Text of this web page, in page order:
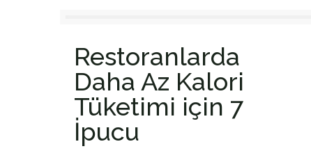
Restoranlarda
Daha Az Kalori
Tüketimi için 7
İpucu